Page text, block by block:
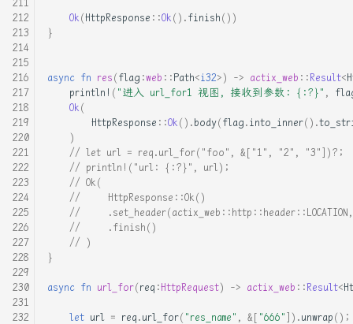
自制操作系统_01_使用汇编操
作硬盘读写
自制操作系统_02_使用汇编进
行内存检测
自制操作系统_03_启动操作系
统进入保护模式
自制操作系统_04_makefile现
阶段状态, 以及bootloader
的一些说明
自己从零实现一个脚本语言_
01_scanner
Ok(HttpResponse ::Ok().finish())
}
async fn res(flag :web ::Path<i32>) -> actix_web ::Result<
println! ( "进入 url_for1 视图, 接收到参数: {:?}" ,
Ok(
HttpResponse ::Ok().body(flag.into_inner().
)
// let url = req.url_for("foo", &["1", "2", "3"])?;
// println!("url: {:?}", url);
// Ok(
//     HttpResponse::Ok()
//
//     .finish()
// )
}
async fn url_for(req :HttpRequest) -> actix_web ::Result<
let url = req.url_for( "res_name" , &[ "666"]).unwrap();